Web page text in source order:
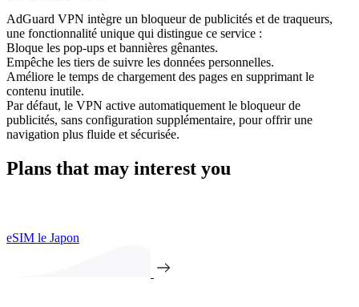
AdGuard VPN intègre un bloqueur de publicités et de traqueurs,
une fonctionnalité unique qui distingue ce service :
Bloque les pop-ups et bannières gênantes.
Empêche les tiers de suivre les données personnelles.
Améliore le temps de chargement des pages en supprimant le
contenu inutile.
Par défaut, le VPN active automatiquement le bloqueur de
publicités, sans configuration supplémentaire, pour offrir une
navigation plus fluide et sécurisée.
Plans that may interest you
eSIM le Japon